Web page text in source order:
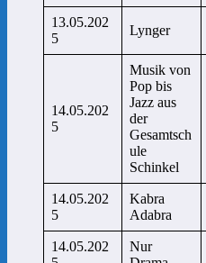
13.05.202
5
Lynger
14.05.202
5
Musik von
Pop bis
Jazz aus
der
Gesamtsch
ule
Schinkel
14.05.202
5
Kabra
Adabra
14.05.202
Nur